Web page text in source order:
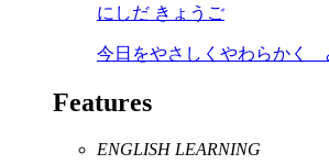
にしだ きょうご
今日をやさしくやわらかく
Features
ENGLISH LEARNING